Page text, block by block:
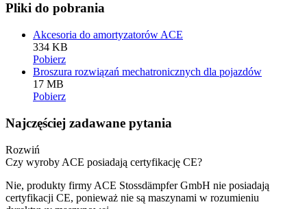
Pliki do pobrania
Akcesoria do amortyzatorów ACE
334 KB
Pobierz
Broszura rozwiązań mechatronicznych dla pojazdów
17 MB
Pobierz
Najczęściej zadawane pytania
Rozwiń
Czy wyroby ACE posiadają certyfikację CE?
Nie, produkty firmy ACE Stossdämpfer GmbH nie posiadają
certyfikacji CE, ponieważ nie są maszynami w rozumieniu